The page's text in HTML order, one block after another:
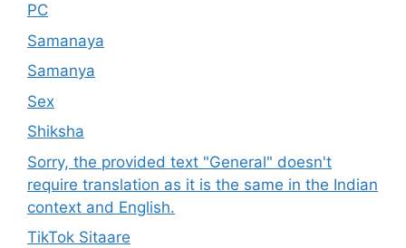
PC
Samanaya
Samanya
Sex
Shiksha
Sorry, the provided text "General" doesn't
require translation as it is the same in the Indian
context and English.
TikTok Sitaare